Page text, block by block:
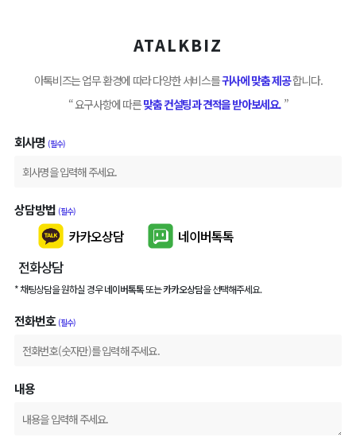
ATALKBIZ
아톡비즈는 업무 환경에 따라 다양한 서비스를귀사에 맞춤 제공합니다.
“ 요구사항에 따른맞춤 컨설팅과 견적을 받아보세요. ”
회사명 (필수)
상담방법 (필수)
전화상담
카카오상담 네이버톡톡
* 채팅상담을 원하실 경우네이버톡톡또는카카오상담을 선택해주세요.
전화번호 (필수)
내용